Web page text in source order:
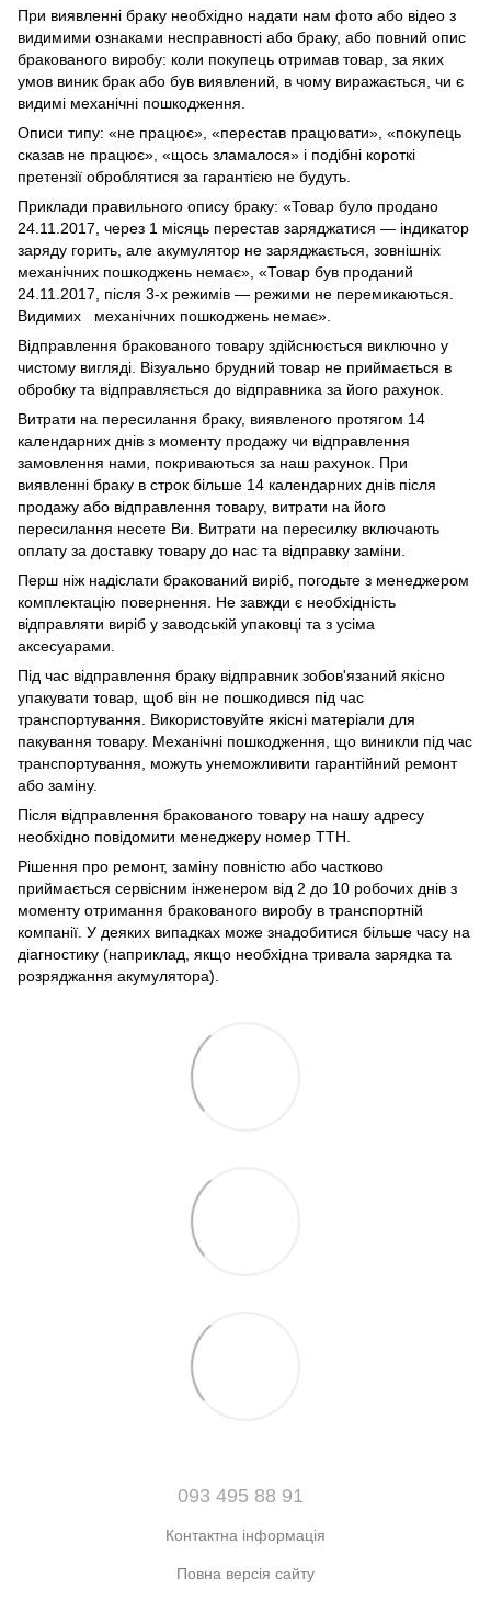
При виявленні браку необхідно надати нам фото або відео з
видимими ознаками несправності або браку, або повний опис
бракованого виробу: коли покупець отримав товар, за яких
умов виник брак або був виявлений, в чому виражається, чи є
видимі механічні пошкодження.
Описи типу: «не працює», «перестав працювати», «покупець
сказав не працює», «щось зламалося» і подібні короткі
претензії оброблятися за гарантією не будуть.
Приклади правильного опису браку: «Товар було продано
24.11.2017, через 1 місяць перестав заряджатися — індикатор
заряду горить, але акумулятор не заряджається, зовнішніх
механічних пошкоджень немає», «Товар був проданий
24.11.2017, після 3-х режимів — режими не перемикаються.
Видимих механічних пошкоджень немає».
Відправлення бракованого товару здійснюється виключно у
чистому вигляді. Візуально брудний товар не приймається в
обробку та відправляється до відправника за його рахунок.
Витрати на пересилання браку, виявленого протягом 14
календарних днів з моменту продажу чи відправлення
замовлення нами, покриваються за наш рахунок. При
виявленні браку в строк більше 14 календарних днів після
продажу або відправлення товару, витрати на його
пересилання несете Ви. Витрати на пересилку включають
оплату за доставку товару до нас та відправку заміни.
Перш ніж надіслати бракований виріб, погодьте з менеджером
комплектацію повернення. Не завжди є необхідність
відправляти виріб у заводській упаковці та з усіма
аксесуарами.
Під час відправлення браку відправник зобов'язаний якісно
упакувати товар, щоб він не пошкодився під час
транспортування. Використовуйте якісні матеріали для
пакування товару. Механічні пошкодження, що виникли під час
транспортування, можуть унеможливити гарантійний ремонт
або заміну.
Після відправлення бракованого товару на нашу адресу
необхідно повідомити менеджеру номер ТТН.
Рішення про ремонт, заміну повністю або частково
приймається сервісним інженером від 2 до 10 робочих днів з
моменту отримання бракованого виробу в транспортній
компанії. У деяких випадках може знадобитися більше часу на
діагностику (наприклад, якщо необхідна тривала зарядка та
розряджання акумулятора).
093 495 88 91
Контактна інформація
Повна версія сайту